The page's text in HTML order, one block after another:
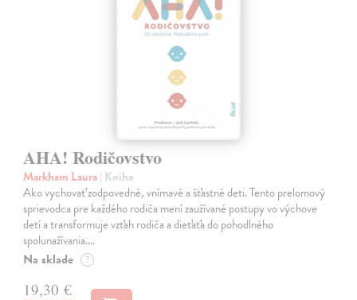
AHA! Rodičovstvo
Markham Laura| Kniha
Ako vychovať zodpovedné, vnímavé a šťastné deti. Tento prelomový
sprievodca pre každého rodiča mení zaužívané postupy vo výchove
detí a transformuje vzťah rodiča a dieťaťa do pohodlného
spolunažívania.…
Na sklade ?
19,30 €